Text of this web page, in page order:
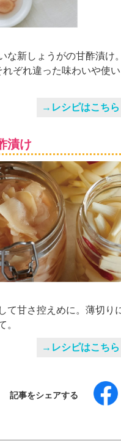
な新しょうがの甘酢漬け
ぞれ違った味わいや使い
→レシピはこちら
漬け
て甘さ控えめに。薄切り
。
→レシピはこちら
記事をシェアする